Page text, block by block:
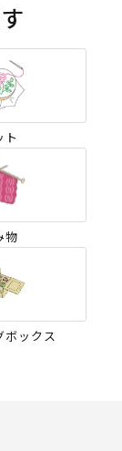
ト
物
ボックス